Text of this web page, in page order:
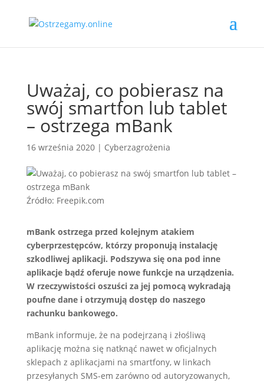
Uważaj, co pobierasz na
swój smartfon lub tablet
– ostrzega mBank
16 września 2020| Cyberzagrożenia
Źródło: Freepik.com
mBank ostrzega przed kolejnym atakiem
cyberprzestępców, którzy proponują instalację
szkodliwej aplikacji. Podszywa się ona pod inne
aplikacje bądź oferuje nowe funkcje na urządzenia.
W rzeczywistości oszuści za jej pomocą wykradają
poufne dane i otrzymują dostęp do naszego
rachunku bankowego.
mBank informuje, że na podejrzaną i złośliwą
aplikację można się natknąć nawet w oficjalnych
sklepach z aplikacjami na smartfony, w linkach
przesyłanych SMS-em zarówno od autoryzowanych,